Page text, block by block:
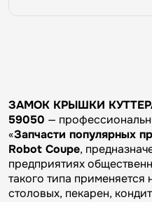
ЗАМОК КРЫШКИ КУТТЕРА
59050 —
«Запчасти популярных
Robot Coupe,
предприятиях
такого типа применяется
столовых, пекарен,